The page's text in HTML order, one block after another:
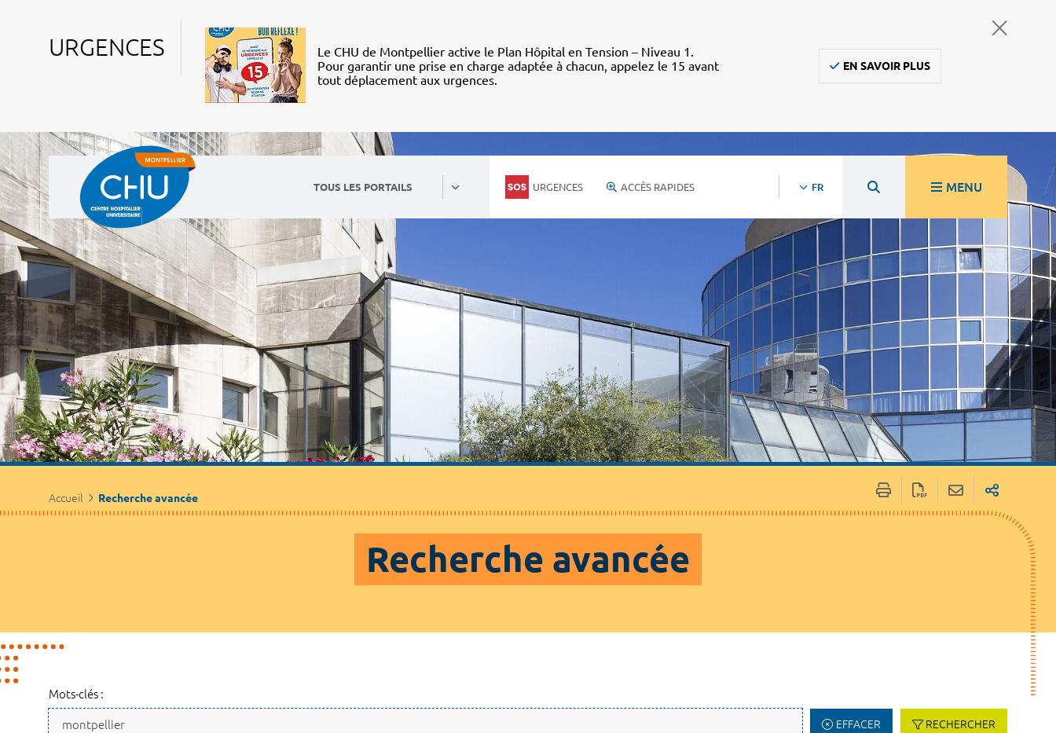
URGENCES
Le CHU de Montpellier active le Plan Hôpital en Tension – Niveau 1.
Pour garantir une prise en charge adaptée à chacun, appelez le 15 avant
tout déplacement aux urgences.
EN SAVOIR PLUS
TOUS LES PORTAILS URGENCES ACCÈS RAPIDES FR MENU
Accueil Recherche avancée
Recherche avancée
Mots-clés :
EFFACER RECHERCHER